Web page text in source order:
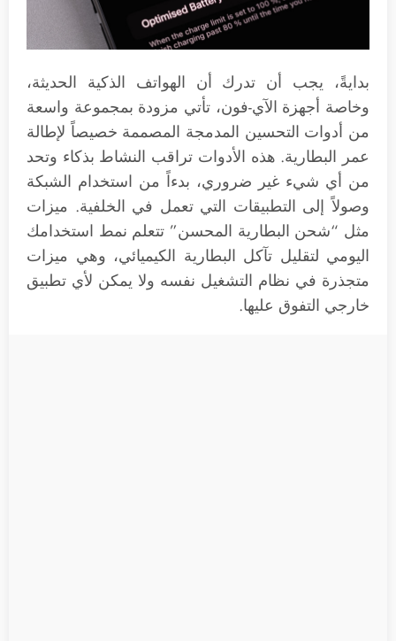
بدايةً، يجب أن تدرك أن الهواتف الذكية الحديثة،
وخاصة أجهزة الآي-فون، تأتي مزودة بمجموعة واسعة
من أدوات التحسين المدمجة المصممة خصيصاً لإطالة
عمر البطارية. هذه الأدوات تراقب النشاط بذكاء وتحد
من أي شيء غير ضروري، بدءاً من استخدام الشبكة
وصولاً إلى التطبيقات التي تعمل في الخلفية. ميزات
مثل “شحن البطارية المحسن” تتعلم نمط استخدامك
اليومي لتقليل تآكل البطارية الكيميائي، وهي ميزات
متجذرة في نظام التشغيل نفسه ولا يمكن لأي تطبيق
خارجي التفوق عليها.